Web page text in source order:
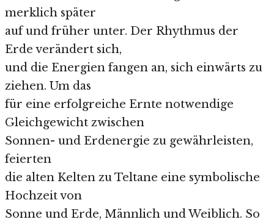
merklich später
auf und früher unter. Der Rhythmus der
Erde verändert sich,
und die Energien fangen an, sich einwärts zu
ziehen. Um das
für eine erfolgreiche Ernte notwendige
Gleichgewicht zwischen
Sonnen- und Erdenergie zu gewährleisten,
feierten
die alten Kelten zu Teltane eine symbolische
Hochzeit von
Sonne und Erde, Männlich und Weiblich. So